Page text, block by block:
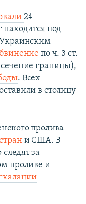
24
под
Украинским
по ч. 3 ст.
границы),
. Всех
в столицу
пролива
и США. В
за
проливе и